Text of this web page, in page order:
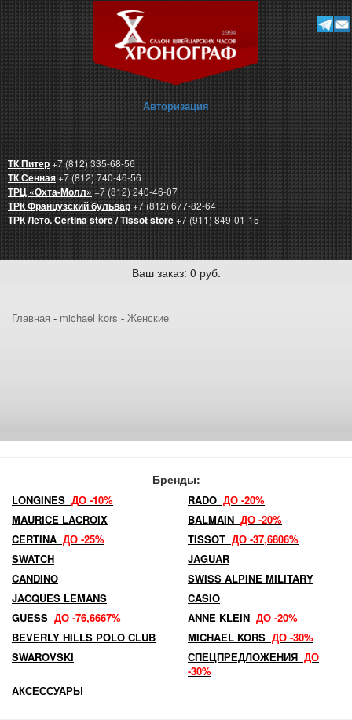
Авторизация
ТК Питер+7 (812) 335-68-56
ТК Сенная+7 (812) 740-46-56
ТРЦ «Охта-Молл»+7 (812) 240-46-07
ТРК Французский бульвар+7 (812) 677-82-64
ТРК Лето. Certina store / Tissot store+7 (911) 849-01-15
Ваш заказ: 0 руб.
Главная - michael kors - Женские
Бренды:
LONGINES ДО -10% RADO ДО -20%
MAURICE LACROIX
BALMAIN ДО -20%
CERTINA ДО -25% TISSOT ДО -37,6806%
SWATCH
JAGUAR
CANDINO
SWISS ALPINE MILITARY
JACQUES LEMANS
CASIO
GUESS ДО -76,6667% ANNE KLEIN ДО -20%
BEVERLY HILLS POLO CLUB
MICHAEL KORS ДО -30%
SWAROVSKI
СПЕЦПРЕДЛОЖЕНИЯ ДО
-30%
АКСЕССУАРЫ